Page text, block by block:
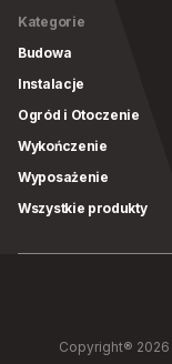
Kategorie
Budowa
Instalacje
Ogród i Otoczenie
Wykończenie
Wyposażenie
Wszystkie produkty
Copyright® 2026